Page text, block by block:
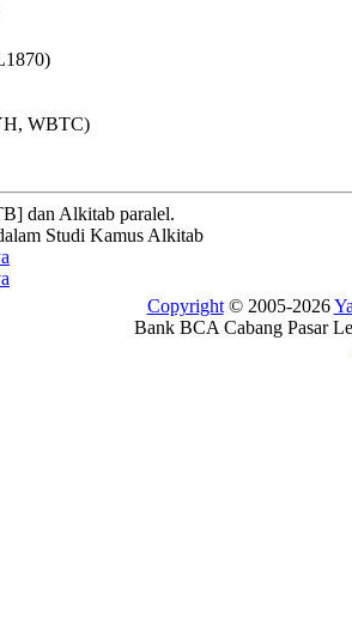
WBTC)
dan Alkitab paralel.
Studi Kamus Alkitab
Copyright© 2005-2026
Bank BCA Cabang Pasar